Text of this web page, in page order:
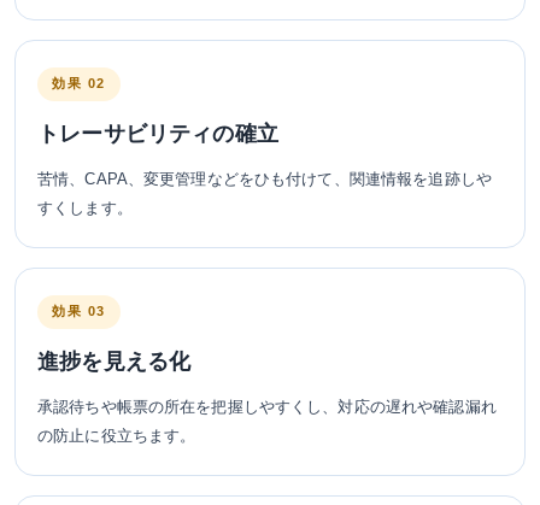
効果 02
トレーサビリティの確立
苦情、CAPA、変更管理などをひも付けて、関連情報を追跡しや
すくします。
効果 03
進捗を見える化
承認待ちや帳票の所在を把握しやすくし、対応の遅れや確認漏れ
の防止に役立ちます。